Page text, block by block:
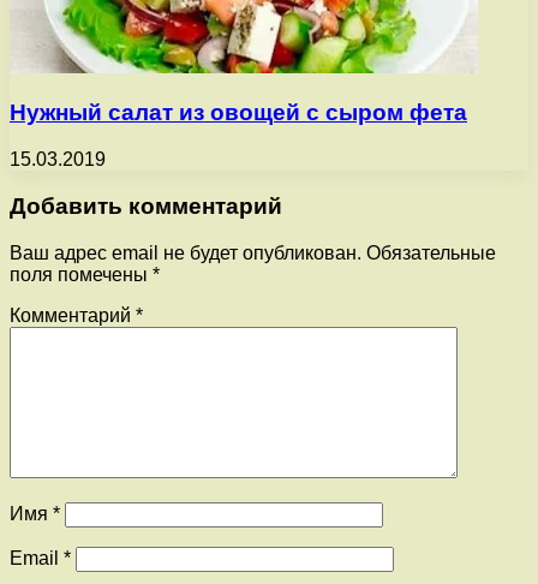
Нужный салат из овощей с сыром фета
15.03.2019
Добавить комментарий
Ваш адрес email не будет опубликован. Обязательные
поля помечены *
Комментарий *
Имя *
Email *